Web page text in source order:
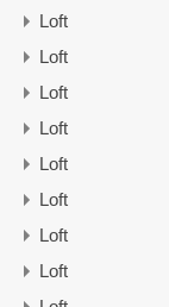
Loft
Loft
Loft
Loft
Loft
Loft
Loft
Loft